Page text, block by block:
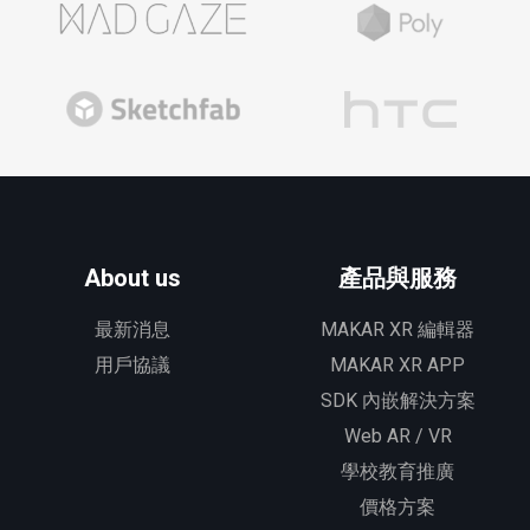
About us
最新消息
用戶協議
產品與服務
MAKAR XR 編輯器
MAKAR XR APP
SDK 內嵌解決方案
Web AR / VR
學校教育推廣
價格方案